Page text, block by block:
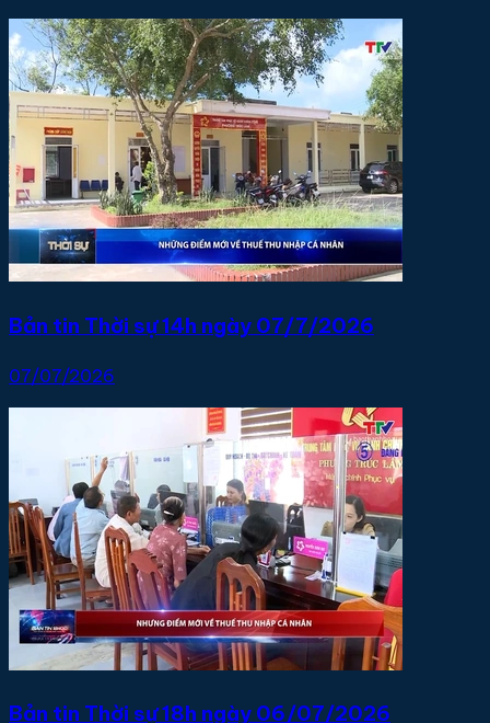
Bản tin Thời sự 14h ngày 07/7/2026
07/07/2026
Bản tin Thời sự 18h ngày 06/07/2026